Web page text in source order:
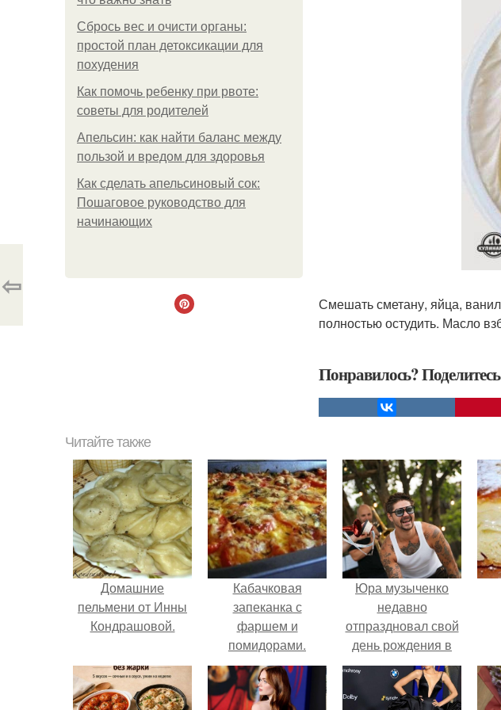
Сбрось вес и очисти органы:
простой план детоксикации для
похудения
Как помочь ребенку при рвоте:
советы для родителей
Апельсин: как найти баланс между
пользой и вредом для здоровья
Как сделать апельсиновый сок:
Пошаговое руководство для
начинающих
Смешать сметану, яйца,
полностью остудить. Масло
Понравилось?
⇦
Читайте также
Домашние
пельмени от Инны
Кондрашовой.
Кабачковая
запеканка с
фаршем и
помидорами.
Юра музыченко
недавно
отпраздновал свой
день рождения в
кругу самых
близких и родных
людей.